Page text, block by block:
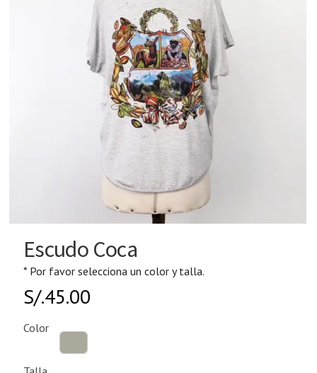
Escudo Coca
* Por favor selecciona un color y talla.
S/.45.00
Color